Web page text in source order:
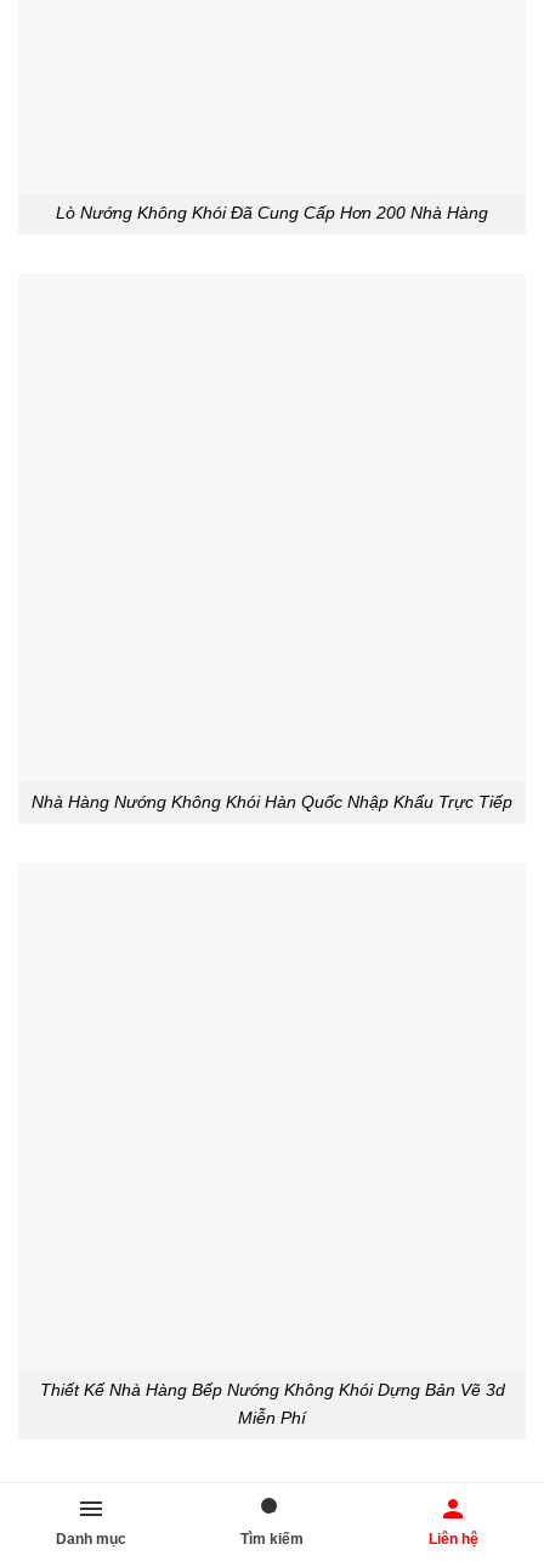
Lò Nướng Không Khói Đã Cung Cấp Hơn 200 Nhà Hàng
Nhà Hàng Nướng Không Khói Hàn Quốc Nhập Khẩu Trực Tiếp
Thiết Kế Nhà Hàng Bếp Nướng Không Khói Dựng Bản Vẽ 3d
Miễn Phí
Danh mục Tìm kiếm Liên hệ